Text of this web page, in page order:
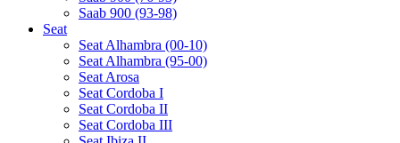
Saab 900 (93-98)
Seat
Seat Alhambra (00-10)
Seat Alhambra (95-00)
Seat Arosa
Seat Cordoba I
Seat Cordoba II
Seat Cordoba III